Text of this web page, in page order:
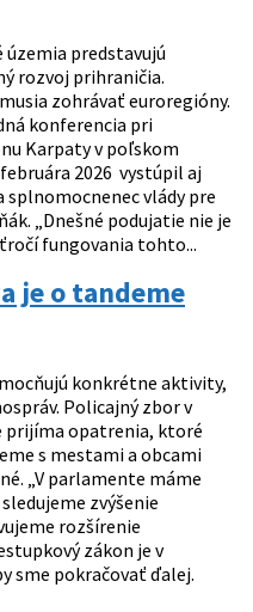
predstavujú
rozvoj prihraničia.
zohrávať euroregióny.
konferencia pri
Karpaty v poľskom
2026 vystúpil aj
vlády pre
„Dnešné podujatie nie je
fungovania tohto...
je o tandeme
konkrétne aktivity,
Policajný zbor v
prijíma opatrenia, ktoré
s mestami a obcami
„V parlamente máme
zvýšenie
rozšírenie
zákon je v
sme pokračovať ďalej.